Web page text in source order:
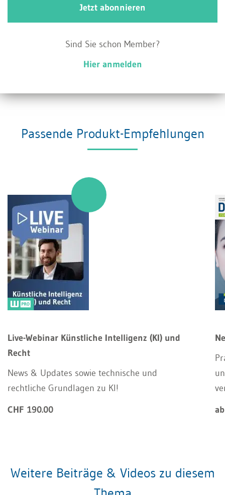
an das Team weitergeben. Nur durch diesen
kontinuierlichen Austauschverbreitet sich das
Jetzt abonnieren
Sind Sie schon Member?
Hier anmelden
Passende Produkt-Empfehlungen
Live-Webinar Künstliche Intelligenz (KI) und
Recht
News & Updates sowie technische und
rechtliche Grundlagen zu KI!
CHF 190.00
Weitere Beiträge & Videos zu diesem